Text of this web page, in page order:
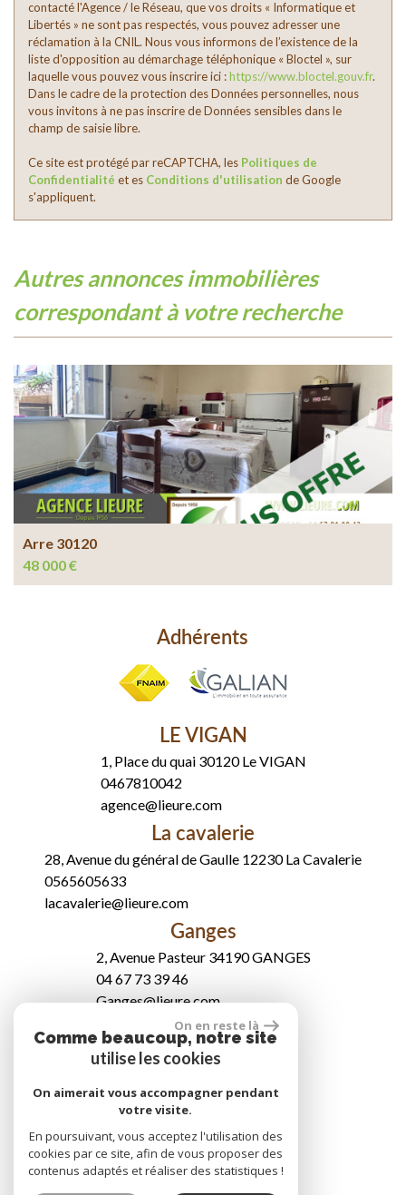
contacté l'Agence / le Réseau, que vos droits « Informatique et
Libertés » ne sont pas respectés, vous pouvez adresser une
réclamation à la CNIL. Nous vous informons de l’existence de la
liste d'opposition au démarchage téléphonique « Bloctel », sur
laquelle vous pouvez vous inscrire ici :https://www.bloctel.gouv.fr.
Dans le cadre de la protection des Données personnelles, nous
vous invitons à ne pas inscrire de Données sensibles dans le
champ de saisie libre.
Ce site est protégé par reCAPTCHA, les Politiques de
Confidentialité et es Conditions d'utilisation de Google
s'appliquent.
autres annonces immobilières
correspondant à votre recherche
Arre 30120
48 000 €
Adhérents
LE VIGAN
1, Place du quai 30120 Le VIGAN
0467810042
agence@lieure.com
La cavalerie
28, Avenue du général de Gaulle 12230 La Cavalerie
0565605633
lacavalerie@lieure.com
Ganges
2, Avenue Pasteur 34190 GANGES
04 67 73 39 46
Ganges@lieure.com
Se connecter
réalisé par
On en reste là
Comme beaucoup, notre site
utilise les cookies
On aimerait vous accompagner pendant
votre visite.
En poursuivant, vous acceptez l'utilisation des
cookies par ce site, afin de vous proposer des
contenus adaptés et réaliser des statistiques !